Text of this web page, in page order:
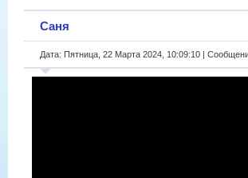
Саня
Дата: Пятница, 22 Марта 2024, 10:09:10 |